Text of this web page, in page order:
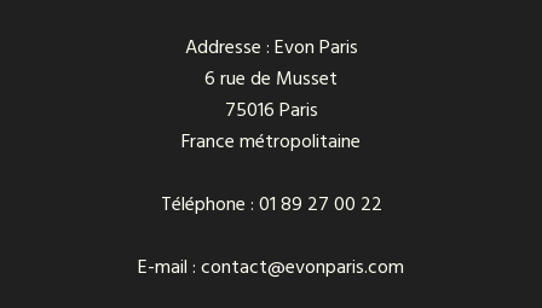
Addresse : Evon Paris
6 rue de Musset
75016 Paris
France métropolitaine
Téléphone : 01 89 27 00 22
E-mail : contact@evonparis.com